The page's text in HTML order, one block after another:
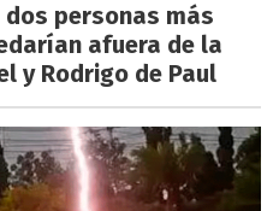
personas más
afuera de la
y Rodrigo de Paul